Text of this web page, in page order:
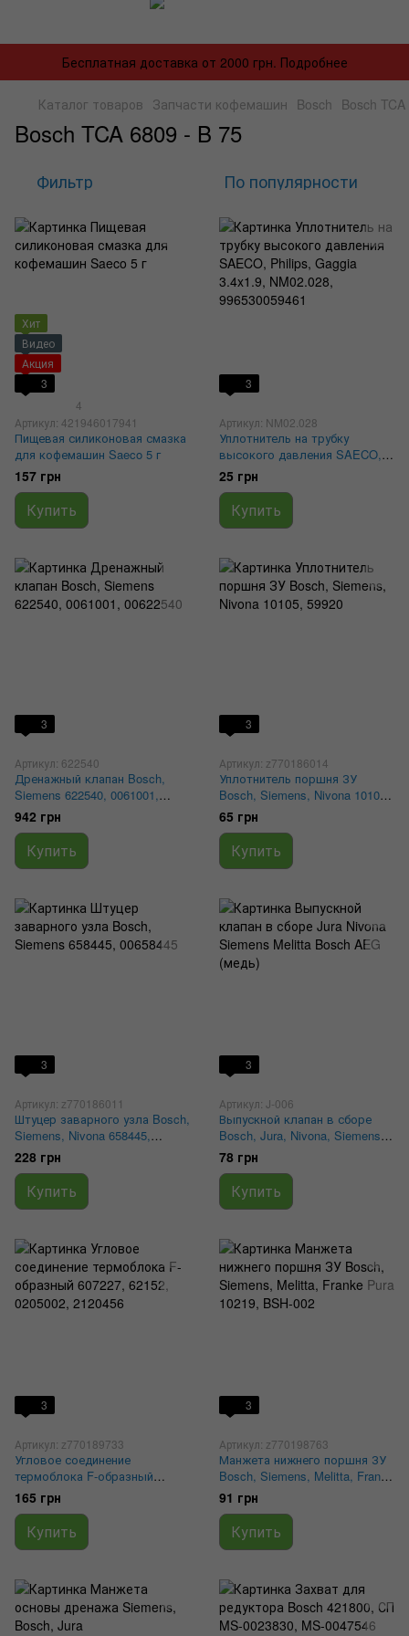
Бесплатная доставка от 2000 грн. Подробнее
Каталог товаров Запчасти кофемашин Bosch Bosch
Bosch TCA 6809 - B 75
Фильтр По популярности
Хит
Видео
Акция
3
4
Артикул: 421946017941
Пищевая силиконовая смазка
для кофемашин Saeco 5 г
157 грн
Купить
3
Артикул: NM02.028
Уплотнитель на трубку
высокого давления SAECO,
Philips, Gaggia 3.4x1.9,
NM02.028, 996530059461
25 грн
Купить
3
Артикул: 622540
Дренажный клапан Bosch,
Siemens 622540, 0061001,
00622540
942 грн
Купить
3
Артикул: z770186014
Уплотнитель поршня ЗУ
Bosch, Siemens, Nivona 10105,
59920
65 грн
Купить
3
Артикул: z770186011
Штуцер заварного узла Bosch,
Siemens, Nivona 658445,
00658445
228 грн
Купить
3
Артикул: J-006
Выпускной клапан в сборе
Bosch, Jura, Nivona, Siemens,
Melitta, AEG (медь) J4/20
78 грн
Купить
3
Артикул: z770189733
Угловое соединение
термоблока F-образный
607227, 62152, 0205002,
2120456
165 грн
Купить
3
Артикул: z770198763
Манжета нижнего поршня ЗУ
Bosch, Siemens, Melitta, Franke
Pura 10219, BSH-002
91 грн
Купить